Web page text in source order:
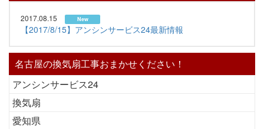
2017.08.15 New
【2017/8/15】アンシンサービス24最新情報
名古屋の換気扇工事おまかせください！
アンシンサービス24
換気扇
愛知県